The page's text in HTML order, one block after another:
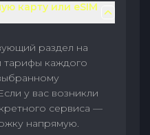
карту или eSIM
раздел на
тарифы каждого
у вас возникли
сервиса —
напрямую.